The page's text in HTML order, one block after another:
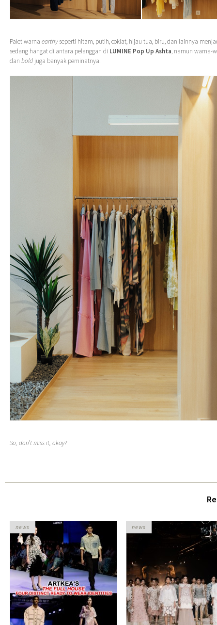
Palet warna earthyseperti hitam, putih, coklat, hijau tua, biru, dan lainnya
sedang hangat di antara pelanggan di LUMINE Pop Up Ashta, namun warna-
dan bold juga banyak peminatnya.
So, don’t miss it, okay?
news news